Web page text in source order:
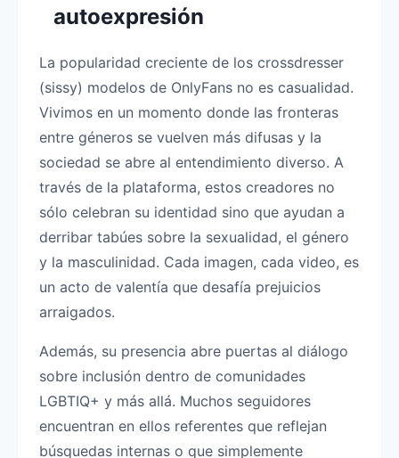
autoexpresión
La popularidad creciente de los crossdresser
(sissy) modelos de OnlyFans no es casualidad.
Vivimos en un momento donde las fronteras
entre géneros se vuelven más difusas y la
sociedad se abre al entendimiento diverso. A
través de la plataforma, estos creadores no
sólo celebran su identidad sino que ayudan a
derribar tabúes sobre la sexualidad, el género
y la masculinidad. Cada imagen, cada video, es
un acto de valentía que desafía prejuicios
arraigados.
Además, su presencia abre puertas al diálogo
sobre inclusión dentro de comunidades
LGBTIQ+ y más allá. Muchos seguidores
encuentran en ellos referentes que reflejan
búsquedas internas o que simplemente